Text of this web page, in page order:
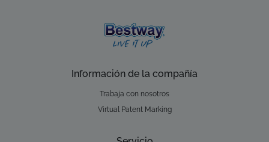
Información de la compañía
Trabaja con nosotros
Virtual Patent Marking